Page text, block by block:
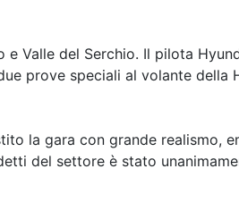
Valle del Serchio. Il pilota
prove speciali al volante della
la gara con grande realismo,
del settore è stato